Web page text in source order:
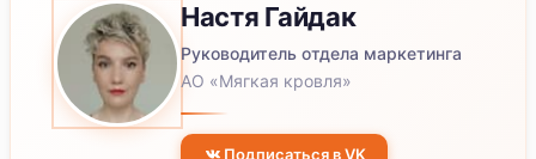
Настя Гайдак
Руководитель отдела маркетинга
АО «Мягкая кровля»
Подписаться в VK